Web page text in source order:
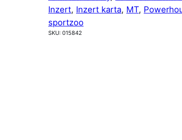
Inzert, Inzert karta, MT,
sportzoo
SKU: 015842